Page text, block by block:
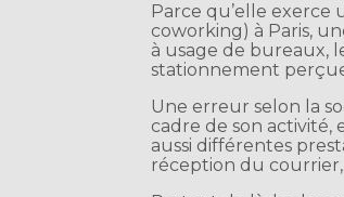
Parce qu’elle exerce
coworking) à Paris,
à usage de bureaux,
stationnement
Une erreur selon la
cadre de son activité,
aussi différentes
réception du courrier,